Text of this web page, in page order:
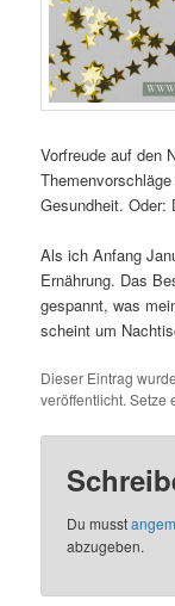
Vorfreude auf den
Gesundheit.
Als ich Anfang
Ernährung. Das
gespannt, was
scheint um
Dieser Eintrag
veröffentlicht. Setze
Du musst
abzugeben.